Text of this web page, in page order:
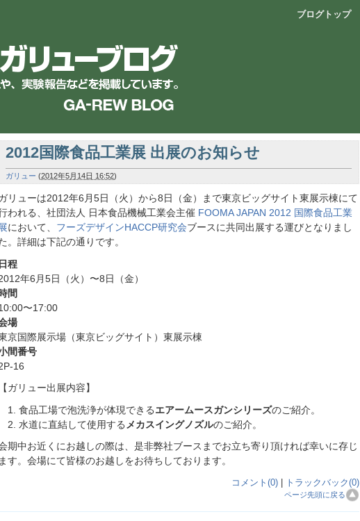
ブログトップ
2012国際食品工業展 出展のお知らせ
ガリュー (2012年5月14日 16:52)
リューは2012年6月5日（火）から8日（金）まで東京ビッグサイト東展示棟にて
われる、社団法人 日本食品機械工業会主催 FOOMA JAPAN 2012 国際食品工業
において、 フーズデザインHACCP研究会ブースに共同出展する運びとなりまし
。詳細は下記の通りです。
日程
年6月5日（火）〜8日（金）
間
〜17:00
場
京国際展示場（東京ビッグサイト）東展示棟
間番号
16
【ガリュー出展内容】
食品工場で泡洗浄が体現できるエアームースガンシリーズのご紹介。
水道に直結して使用する メカスイングノズルのご紹介。
期中お近くにお越しの際は、是非弊社ブースまでお立ち寄り頂ければ幸いに存じ
ます。会場にて皆様のお越しをお待ちしております。
コメント(0) トラックバック(0)
ページ先頭に戻る